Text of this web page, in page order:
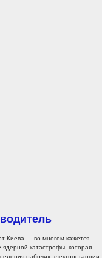
Киева — во многом кажется
катастрофы, которая
рабочих электростанции